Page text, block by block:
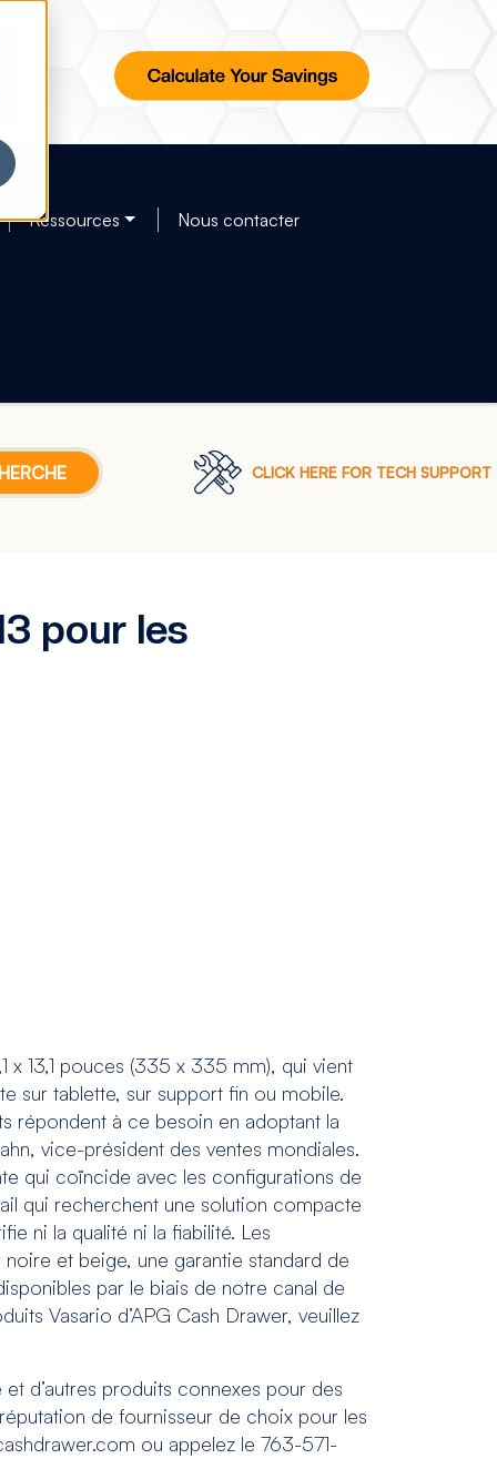
Ressources Nous contacter
CLICK HERE FOR TECH SUPPORT
pour les
x 13,1 pouces (335 x 335 mm), qui vient
sur tablette, sur support fin ou mobile.
répondent à ce besoin en adoptant la
vice-président des ventes mondiales.
qui coïncide avec les configurations de
qui recherchent une solution compacte
ni la qualité ni la fiabilité. Les
et beige, une garantie standard de
par le biais de notre canal de
Vasario d’APG Cash Drawer, veuillez
d’autres produits connexes pour des
de fournisseur de choix pour les
ou appelez le 763-571-